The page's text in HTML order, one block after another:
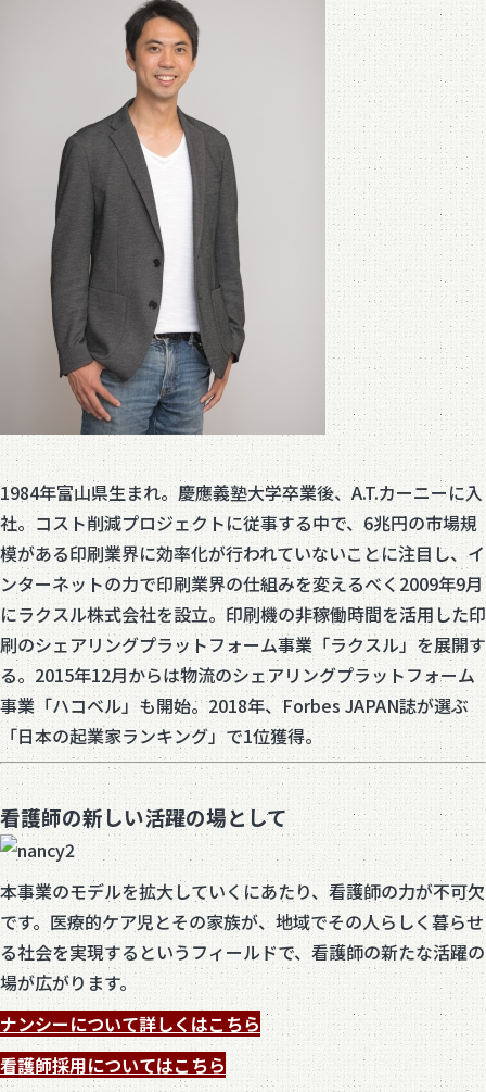
1984年富山県生まれ。慶應義塾大学卒業後、A.T.カーニーに入
社。コスト削減プロジェクトに従事する中で、6兆円の市場規
模がある印刷業界に効率化が行われていないことに注目し、イ
ンターネットの力で印刷業界の仕組みを変えるべく2009年9月
にラクスル株式会社を設立。印刷機の非稼働時間を活用した印
刷のシェアリングプラットフォーム事業「ラクスル」を展開す
る。2015年12月からは物流のシェアリングプラットフォーム
事業「ハコベル」も開始。2018年、Forbes JAPAN誌が選ぶ
「日本の起業家ランキング」で1位獲得。
看護師の新しい活躍の場として
本事業のモデルを拡大していくにあたり、看護師の力が不可欠
です。医療的ケア児とその家族が、地域でその人らしく暮らせ
る社会を実現するというフィールドで、看護師の新たな活躍の
場が広がります。
ナンシーについて詳しくはこちら
看護師採用についてはこちら